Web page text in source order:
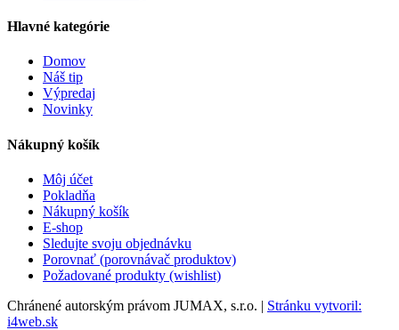
Hlavné kategórie
Domov
Náš tip
Výpredaj
Novinky
Nákupný košík
Môj účet
Pokladňa
Nákupný košík
E-shop
Sledujte svoju objednávku
Porovnať (porovnávač produktov)
Požadované produkty (wishlist)
Chránené autorským právom JUMAX, s.r.o. | Stránku vytvoril:
i4web.sk